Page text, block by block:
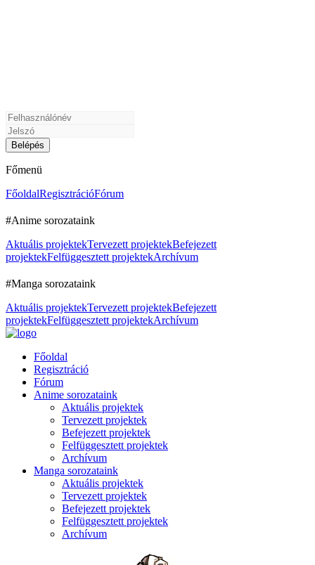
Főmenü
FőoldalRegisztrációFórum
#Anime sorozataink
Aktuális projektekTervezett projektekBefejezett
projektekFelfüggesztett projektekArchívum
#Manga sorozataink
Aktuális projektekTervezett projektekBefejezett
projektekFelfüggesztett projektekArchívum
Főoldal
Regisztráció
Fórum
Anime sorozataink
Aktuális projektek
Tervezett projektek
Befejezett projektek
Felfüggesztett projektek
Archívum
Manga sorozataink
Aktuális projektek
Tervezett projektek
Befejezett projektek
Felfüggesztett projektek
Archívum